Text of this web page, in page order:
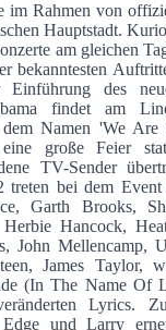
im Rahmen von
Hauptstadt.
am gleichen
bekanntesten
des
findet am
Namen 'We
eine große Feier
TV-Sender
bei dem Event
Garth Brooks,
Hancock,
John Mellencamp,
James Taylor,
(In The Name Of
Lyrics.
und Larry